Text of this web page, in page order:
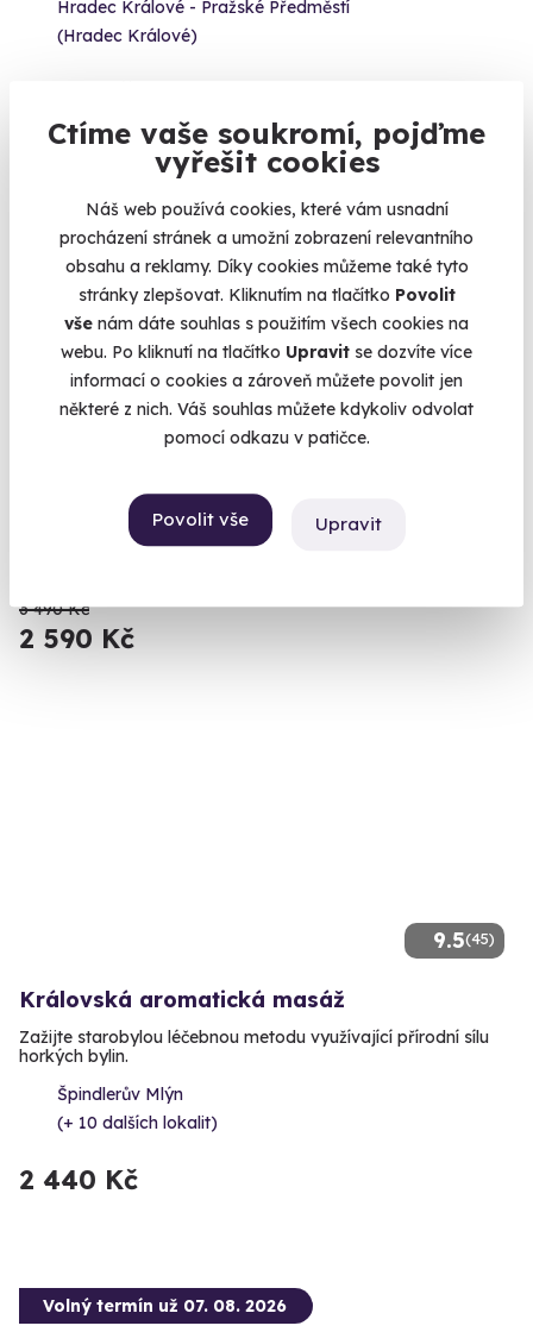
Ctíme vaše soukromí, pojďme
vyřešit cookies
Náš web používá cookies, které vám usnadní
procházení stránek a umožní zobrazení relevantního
obsahu a reklamy. Díky cookies můžeme také tyto
stránky zlepšovat. Kliknutím na tlačítko Povolit
vše nám dáte souhlas s použitím všech cookies na
webu. Po kliknutí na tlačítko Upravit se dozvíte více
informací o cookies a zároveň můžete povolit jen
některé z nich. Váš souhlas můžete kdykoliv odvolat
pomocí odkazu v patičce.
Povolit vše Upravit
Hradec Králové - Pražské Předměstí
(Hradec Králové)
9.6(1897)
Volný termín už 07. 08. 2026
AKCE
Dechberoucí výhled a nezapomenutelný zážitek
Český ráj
3 490 Kč
2 590 Kč
9.5(45)
Královská aromatická masáž
Zažijte starobylou léčebnou metodu využívající přírodní sílu
horkých bylin.
Špindlerův Mlýn
(+ 10 dalších lokalit)
2 440 Kč
Volný termín už 07. 08. 2026